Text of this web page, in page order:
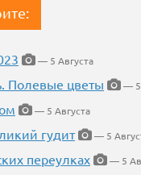
— 5 Августа
Полевые цветы
— 5
— 5 Августа
гудит
— 5
переулках
— 5